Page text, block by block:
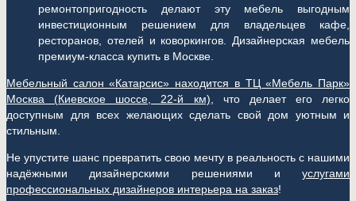
ремонтопригодность делают эту мебель выгодным
инвестиционным решением для владельцев кафе,
ресторанов, отелей и коворкингов. Дизайнерская мебель
премиум-класса купить в Москве.
Мебельный салон «Катарсис» находится в ТЦ «Мебель Парк»
Москва (Киевское шоссе, 22-й км) , что делает его легко
доступным для всех желающих сделать свой дом уютным и
стильным.
Не упустите шанс превратить свою мечту в реальность с нашими
надёжными дизайнерскими решениями и услугами
профессиональных дизайнеров интерьера на заказ!